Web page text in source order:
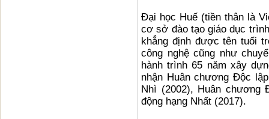
Đại học Huế (tiền thân là
cơ sở đào tạo giáo dục
khẳng định được tên tuổi
công nghệ cũng như
hành trình 65 năm xây
nhận Huân chương Độc
Nhì (2002), Huân chương
động hạng Nhất (2017).